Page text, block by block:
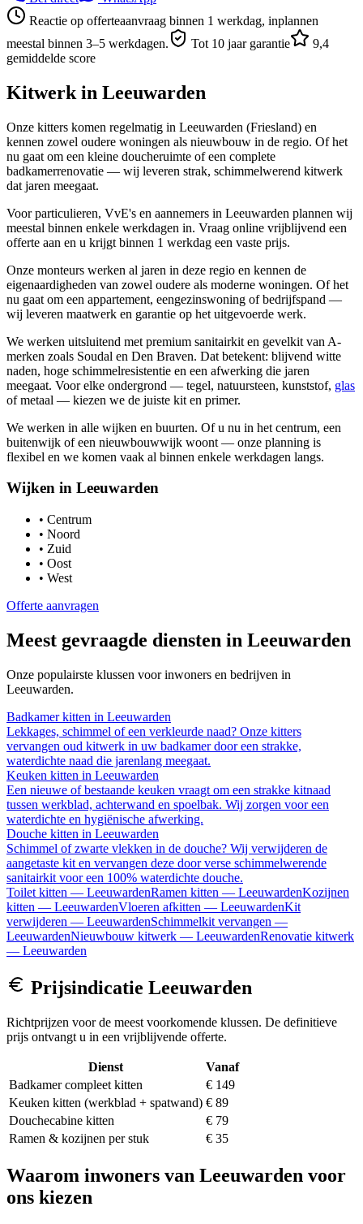
Reactie op offerteaanvraag binnen 1 werkdag, inplannen
meestal binnen 3–5 werkdagen.
Tot 10 jaar garantie
9,4
gemiddelde score
Kitwerk in Leeuwarden
Onze kitters komen regelmatig in Leeuwarden (Friesland) en
kennen zowel oudere woningen als nieuwbouw in de regio. Of het
nu gaat om een kleine doucheruimte of een complete
badkamerrenovatie — wij leveren strak, schimmelwerend kitwerk
dat jaren meegaat.
Voor particulieren, VvE's en aannemers in Leeuwarden plannen wij
meestal binnen enkele werkdagen in. Vraag online vrijblijvend een
offerte aan en u krijgt binnen 1 werkdag een vaste prijs.
Onze monteurs werken al jaren in deze regio en kennen de
eigenaardigheden van zowel oudere als moderne woningen. Of het
nu gaat om een appartement, eengezinswoning of bedrijfspand —
wij leveren maatwerk en garantie op het uitgevoerde werk.
We werken uitsluitend met premium sanitairkit en gevelkit van A-
merken zoals Soudal en Den Braven. Dat betekent: blijvend witte
naden, hoge schimmelresistentie en een afwerking die jaren
meegaat. Voor elke ondergrond — tegel, natuursteen, kunststof, glas
of metaal — kiezen we de juiste kit en primer.
We werken in alle wijken en buurten. Of u nu in het centrum, een
buitenwijk of een nieuwbouwwijk woont — onze planning is
flexibel en we komen vaak al binnen enkele werkdagen langs.
Wijken in Leeuwarden
• Centrum
• Noord
• Zuid
• Oost
• West
Offerte aanvragen
Meest gevraagde diensten in Leeuwarden
Onze populairste klussen voor inwoners en bedrijven in
Leeuwarden.
Badkamer kitten in Leeuwarden
Lekkages, schimmel of een verkleurde naad? Onze kitters
vervangen oud kitwerk in uw badkamer door een strakke,
waterdichte naad die jarenlang meegaat.
Keuken kitten in Leeuwarden
Een nieuwe of bestaande keuken vraagt om een strakke kitnaad
tussen werkblad, achterwand en spoelbak. Wij zorgen voor een
waterdichte en hygiënische afwerking.
Douche kitten in Leeuwarden
Schimmel of zwarte vlekken in de douche? Wij verwijderen de
aangetaste kit en vervangen deze door verse schimmelwerende
sanitairkit voor een 100% waterdichte douche.
Toilet kitten — LeeuwardenRamen kitten — LeeuwardenKozijnen
kitten — LeeuwardenVloeren afkitten — LeeuwardenKit
verwijderen — LeeuwardenSchimmelkit vervangen —
LeeuwardenNieuwbouw kitwerk — LeeuwardenRenovatie kitwerk
— Leeuwarden
Prijsindicatie Leeuwarden
Richtprijzen voor de meest voorkomende klussen. De definitieve
prijs ontvangt u in een vrijblijvende offerte.
Dienst
Vanaf
Badkamer compleet kitten
€ 149
Keuken kitten (werkblad + spatwand) € 89
Douchecabine kitten
€ 79
Ramen & kozijnen per stuk
€ 35
Waarom inwoners van Leeuwarden voor
ons kiezen